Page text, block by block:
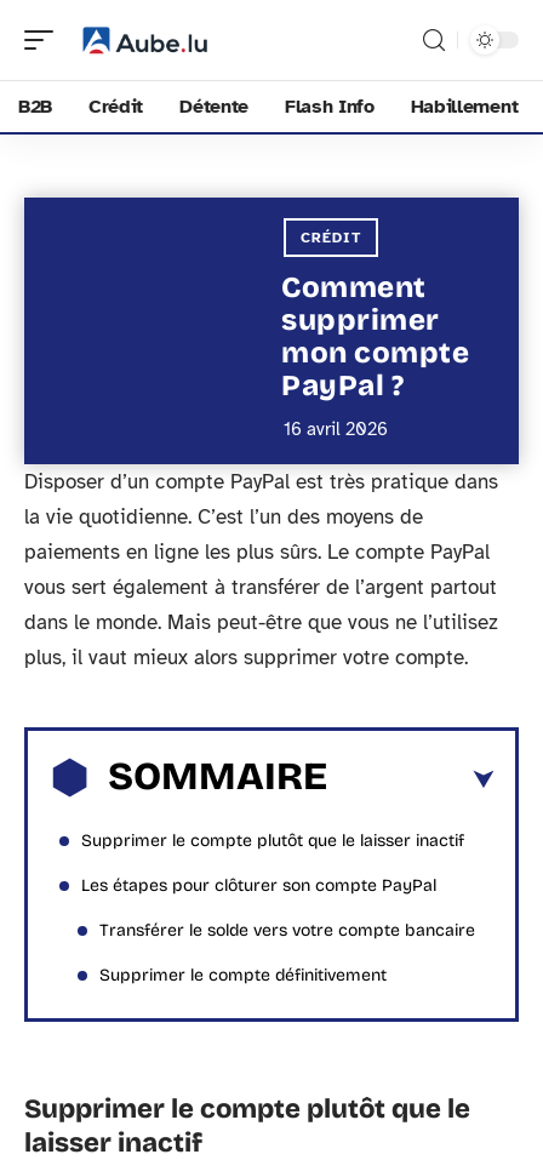
B2B Crédit Détente Flash Info Habillement
CRÉDIT
Comment
supprimer
mon compte
PayPal ?
16 avril 2026
Disposer d’un compte PayPal est très pratique dans
la vie quotidienne. C’est l’un des moyens de
paiements en ligne les plus sûrs. Le compte PayPal
vous sert également à transférer de l’argent partout
dans le monde. Mais peut-être que vous ne l’utilisez
plus, il vaut mieux alors supprimer votre compte.
SOMMAIRE
Supprimer le compte plutôt que le laisser inactif
Les étapes pour clôturer son compte PayPal
Transférer le solde vers votre compte bancaire
Supprimer le compte définitivement
Supprimer le compte plutôt que le
laisser inactif